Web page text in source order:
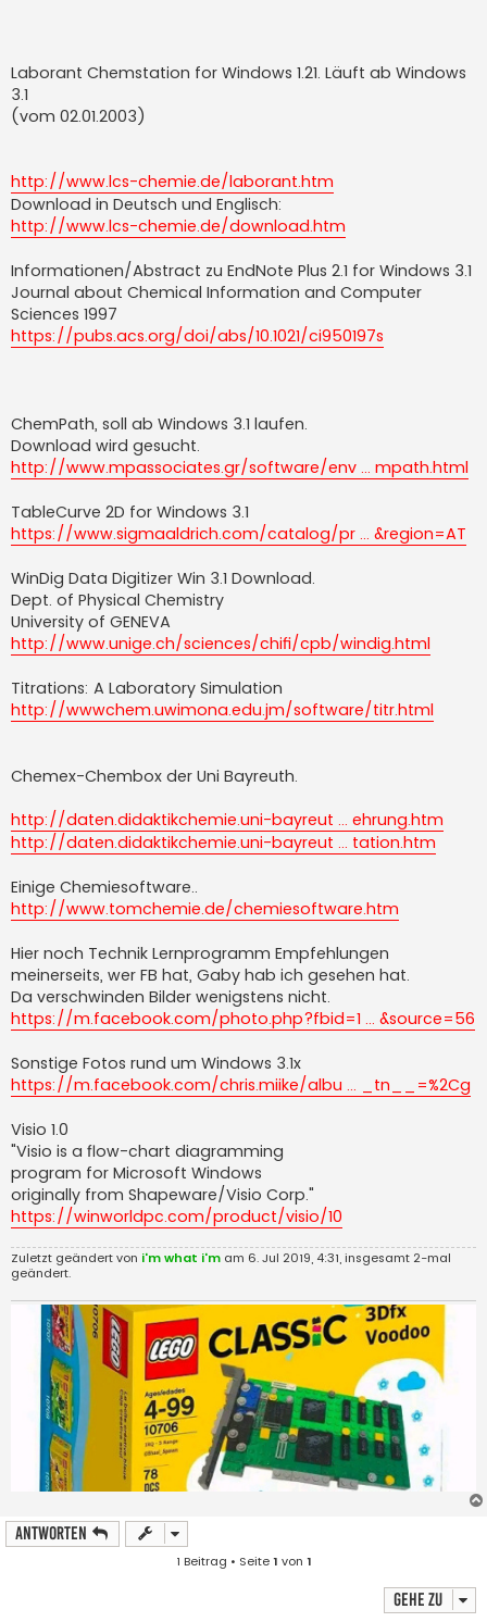
Laborant Chemstation for Windows 1.21. Läuft ab Windows
3.1
(vom 02.01.2003)
http://www.lcs-chemie.de/laborant.htm
Download in Deutsch und Englisch:
http://www.lcs-chemie.de/download.htm
Informationen/Abstract zu EndNote Plus 2.1 for Windows 3.1
Journal about Chemical Information and Computer
Sciences 1997
https://pubs.acs.org/doi/abs/10.1021/ci950197s
ChemPath, soll ab Windows 3.1 laufen.
Download wird gesucht.
http://www.mpassociates.gr/software/env ... mpath.html
TableCurve 2D for Windows 3.1
https://www.sigmaaldrich.com/catalog/pr ... &region=AT
WinDig Data Digitizer Win 3.1 Download.
Dept. of Physical Chemistry
University of GENEVA
http://www.unige.ch/sciences/chifi/cpb/windig.html
Titrations: A Laboratory Simulation
http://wwwchem.uwimona.edu.jm/software/titr.html
Chemex-Chembox der Uni Bayreuth.
http://daten.didaktikchemie.uni-bayreut ... ehrung.htm
http://daten.didaktikchemie.uni-bayreut ... tation.htm
Einige Chemiesoftware..
http://www.tomchemie.de/chemiesoftware.htm
Hier noch Technik Lernprogramm Empfehlungen
meinerseits, wer FB hat, Gaby hab ich gesehen hat.
Da verschwinden Bilder wenigstens nicht.
https://m.facebook.com/photo.php?fbid=1 ... &source=56
Sonstige Fotos rund um Windows 3.1x
https://m.facebook.com/chris.miike/albu ... _tn__=%2Cg
Visio 1.0
"Visio is a flow-chart diagramming
program for Microsoft Windows
originally from Shapeware/Visio Corp."
https://winworldpc.com/product/visio/10
Zuletzt geändert von i'm what i'm am 6. Jul 2019, 4:31, insgesamt 2-mal
geändert.
Antworten
1 Beitrag • Seite1 von 1
Gehe zu